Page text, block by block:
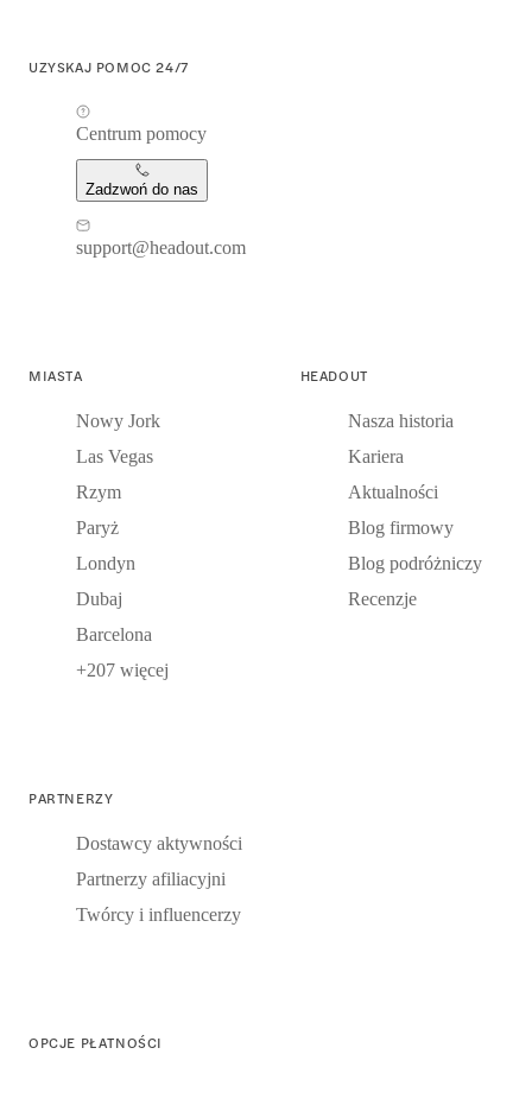
UZYSKAJ POMOC 24/7
Centrum pomocy
Zadzwoń do nas
support@headout.com
MIASTA
Nowy Jork
Las Vegas
Rzym
Paryż
Londyn
Dubaj
Barcelona
+207 więcej
HEADOUT
Nasza historia
Kariera
Aktualności
Blog firmowy
Blog podróżniczy
Recenzje
PARTNERZY
Dostawcy aktywności
Partnerzy afiliacyjni
Twórcy i influencerzy
OPCJE PŁATNOŚCI